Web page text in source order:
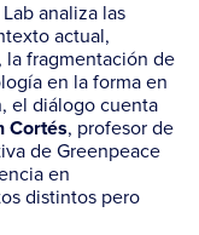
analiza las
actual,
la fragmentación de
en la forma en
el diálogo cuenta
Cortés, profesor de
de Greenpeace
en
distintos pero